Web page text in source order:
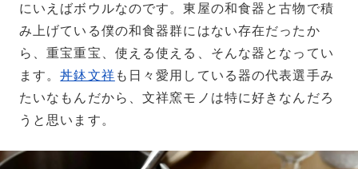
にいえばボウルなのです。東屋の和食器と古物で積
み上げている僕の和食器群にはない存在だったか
ら、重宝重宝、使える使える、そんな器となってい
ます。丼鉢文祥 も日々愛用している器の代表選手み
たいなもんだから、文祥窯モノは特に好きなんだろ
うと思います。